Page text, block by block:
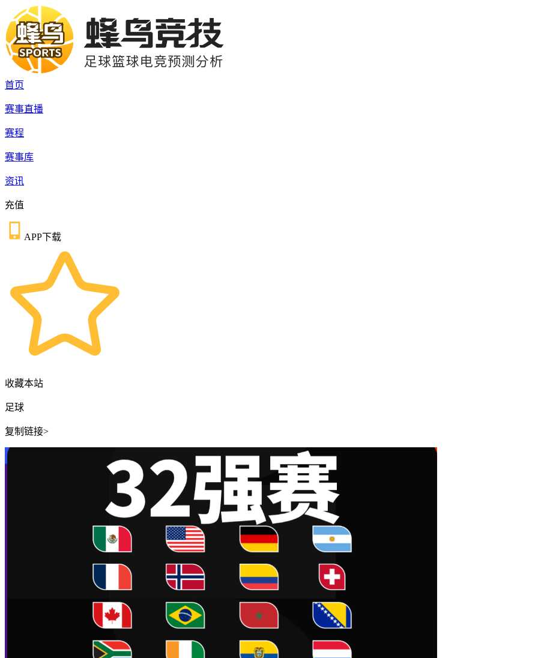
首页
赛事直播
赛程
赛事库
资讯
充值
APP下载
收藏本站
足球
复制链接>